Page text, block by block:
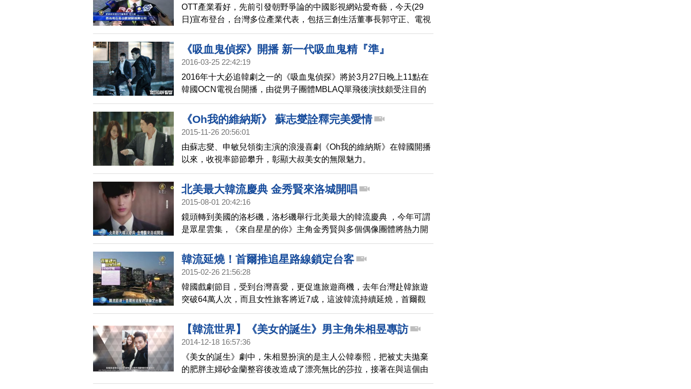
OTT產業看好，先前引發朝野爭論的中國影視網站愛奇藝，今天(29
日)宣布登台，台灣多位產業代表，包括三創生活董事長郭守正、電視
節目製作人王偉忠等人，都參與活動，愛奇藝創辦人也親自到場，不
過，愛奇藝開台，是透過經銷商 取代開設分公司的方式，進軍台灣。
《吸血鬼偵探》開播 新一代吸血鬼精『準』
2016-03-25 22:42:19
2016年十大必追韓劇之一的《吸血鬼偵探》將於3月27日晚上11點在
韓國OCN電視台開播，由從男子團體MBLAQ單飛後演技頗受注目的
李準與吳政世、李世榮共同合力演出
《Oh我的維納斯》 蘇志燮詮釋完美愛情
2015-11-26 20:56:01
由蘇志燮、申敏兒領銜主演的浪漫喜劇《Oh我的維納斯》在韓國開播
以來，收視率節節攀升，彰顯大叔美女的無限魅力。
北美最大韓流慶典 金秀賢來洛城開唱
2015-08-01 20:42:16
鏡頭轉到美國的洛杉磯，洛杉磯舉行北美最大的韓流慶典 ，今年可謂
是眾星雲集，《來自星星的你》主角金秀賢與多個偶像團體將熱力開
唱，要讓北美的觀眾感受韓流明星的魅力。
韓流延燒！首爾推追星路線鎖定台客
2015-02-26 21:56:28
韓國戲劇節目，受到台灣喜愛，更促進旅遊商機，去年台灣赴韓旅遊
突破64萬人次，而且女性旅客將近7成，這波韓流持續延燒，首爾觀
光旅遊局特地來台宣傳，推出主題式輕旅行，鎖定台灣年輕客群。
【韓流世界】《美女的誕生》男主角朱相昱專訪
2014-12-18 16:57:36
《美女的誕生》劇中，朱相昱扮演的是主人公韓泰熙，把被丈夫拋棄
的肥胖主婦砂金蘭整容後改造成了漂亮無比的莎拉，接著在與這個由
自己改造的女人相處過程中，二人將展開一段左衝右突的浪漫愛情。